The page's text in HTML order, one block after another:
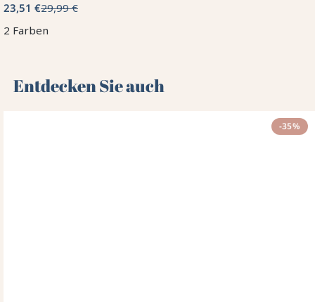
23,51 €29,99 €
2 Farben
Entdecken Sie auch 🌻
-35%